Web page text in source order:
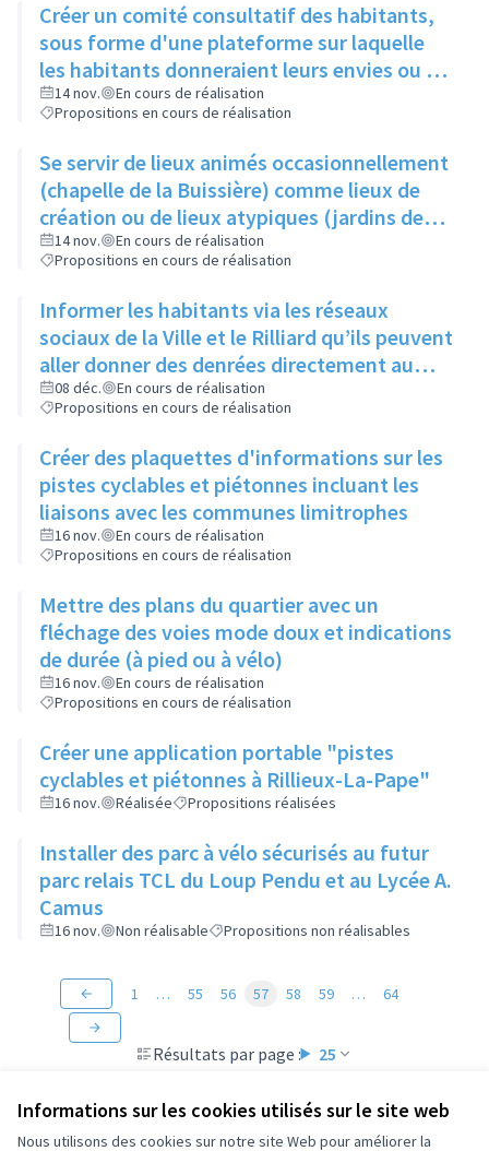
Informations sur les cookies utilisés sur le site web
Nous utilisons des cookies sur notre site Web pour améliorer la
Créer un comité consultatif des habitants,
sous forme d'une plateforme sur laquelle
les habitants donneraient leurs envies ou se
manifesteraient sur leur volonté de
participer à tel ou tel évènement, et où les
acteurs culturels présenteraient ce qu'ils
produisent
14 nov.
En cours de réalisation
Propositions en cours de réalisation
Se servir de lieux animés occasionnellement
(chapelle de la Buissière) comme lieux de
création ou de lieux atypiques (jardins des
Semailles) comme lieux d'exposition pour
photos ou oeuvres
14 nov.
En cours de réalisation
Propositions en cours de réalisation
Informer les habitants via les réseaux
sociaux de la Ville et le Rilliard qu’ils peuvent
aller donner des denrées directement au
local des restos du cœur (au 1- 3 rue Jacques
Prévert), les lundis, mardis et mercredis
08 déc.
En cours de réalisation
Propositions en cours de réalisation
Créer des plaquettes d'informations sur les
pistes cyclables et piétonnes incluant les
liaisons avec les communes limitrophes
16 nov.
En cours de réalisation
Propositions en cours de réalisation
Mettre des plans du quartier avec un
fléchage des voies mode doux et indications
de durée (à pied ou à vélo)
16 nov.
En cours de réalisation
Propositions en cours de réalisation
Créer une application portable "pistes
cyclables et piétonnes à Rillieux-La-Pape"
16 nov. Réalisée Propositions réalisées
Installer des parc à vélo sécurisés au futur
parc relais TCL du Loup Pendu et au Lycée A.
Camus
16 nov. Non réalisable Propositions non réalisables
Résultats par page : 25
1 … 55 56 57 58 59 … 64